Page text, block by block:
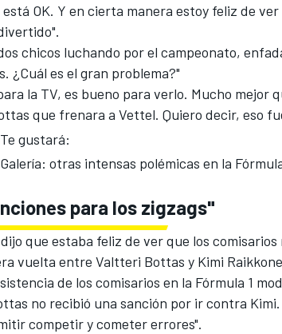
OK. Y en cierta manera estoy feliz de
chicos luchando por el campeonato,
¿Cuál es el gran problema?"
la TV, es bueno para verlo. Mucho mejor
que frenara a Vettel. Quiero decir, eso
Te gustará:
Galería: otras intensas polémicas en la
para los zigzags"
que estaba feliz de ver que los
vuelta entre Valtteri Bottas y Kimi
de los comisarios en la Fórmula 1
no recibió una sanción por ir contra
competir y cometer errores".